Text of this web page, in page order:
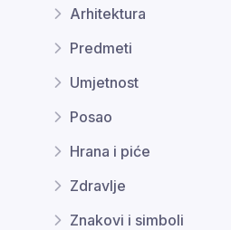
Arhitektura
Predmeti
Umjetnost
Posao
Hrana i piće
Zdravlje
Znakovi i simboli